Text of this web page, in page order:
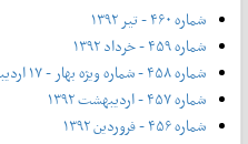
شماره ۴۶۰ - تیر ۱۳۹۲
شماره ۴۵۹ - خرداد ۱۳۹۲
شماره ۴۵۸ - شماره ویژه بهار - ۱۷ اردیبهشت ۱۳۹۲
شماره ۴۵۷ - اردیبهشت ۱۳۹۲
شماره ۴۵۶ - فروردین ۱۳۹۲